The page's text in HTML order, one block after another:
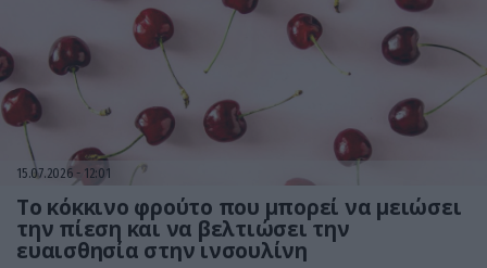
15.07.2026 12:01
Το κόκκινο φρούτο που μπορεί να μειώσει
την πίεση και να βελτιώσει την
ευαισθησία στην ινσουλίνη